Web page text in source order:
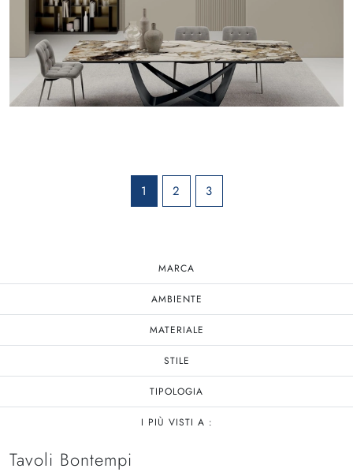
MARCA
AMBIENTE
MATERIALE
STILE
TIPOLOGIA
I PIÙ VISTI A :
1 2 3
Tavoli Bontempi